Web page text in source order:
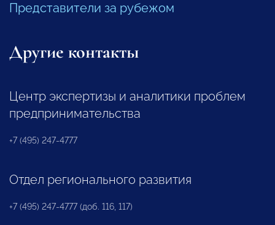
Представители за рубежом
Другие контакты
Центр экспертизы и аналитики проблем
предпринимательства
+7 (495) 247-4777
Отдел регионального развития
+7 (495) 247-4777 (доб. 116, 117)